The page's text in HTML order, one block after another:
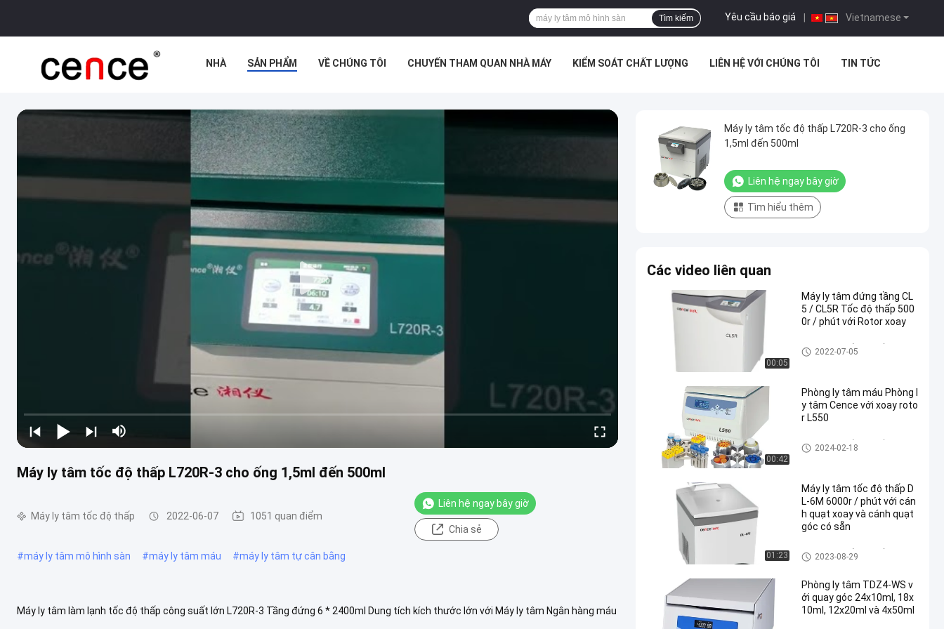
Vietnamese
Yêu cầu báo giá
Tìm kiếm
NHÀ SẢN PHẨM VỀ CHÚNG TÔI CHUYẾN THAM QUAN NHÀ MÁY KIỂM SOÁT CHẤT LƯỢNG LIÊN HỆ VỚI CHÚNG TÔI TIN TỨC
Máy ly tâm tốc độ thấp L720R-3 cho ống 1,5ml đến 500ml
Máy ly tâm tốc độ thấp 2022-06-07 1051 quan điểm
Liên hệ ngay bây giờ
Chia sẻ
#máy ly tâm mô hình sàn #máy ly tâm máu #máy ly tâm tự cân bằng
Máy ly tâm làm lạnh tốc độ thấp công suất lớn L720R-3 Tầng đứng 6 * 2400ml Dung tích kích thước lớn với Máy ly tâm Ngân hàng máu
Máy ly tâm tốc độ thấp L720R-3 cho ống
1,5ml đến 500ml
Liên hệ ngay bây giờ
Tìm hiểu thêm
Các video liên quan
00:05
Máy ly tâm đứng tầng CL
5 / CL5R Tốc độ thấp 500
0r / phút với Rotor xoay
Máy ly tâm tốc độ thấp
2022-07-05
00:42
Phòng ly tâm máu Phòng l
y tâm Cence với xoay roto
r L550
Máy ly tâm tốc độ thấp
2024-02-18
01:23
Máy ly tâm tốc độ thấp D
L-6M 6000r / phút với cán
h quạt xoay và cánh quạt
góc có sẵn
Máy ly tâm tốc độ thấp
2023-08-29
Phòng ly tâm TDZ4-WS v
ới quay góc 24x10ml, 18x
10ml, 12x20ml và 4x50ml